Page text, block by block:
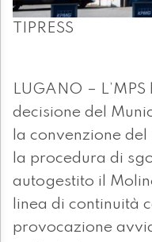
TIPRESS
LUGANO –
decisione del
la convenzione
la procedura di
autogestito il
linea di continuità
provocazione